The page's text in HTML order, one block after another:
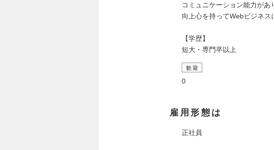
コミュニケーション能力があ
向上心を持ってWebビジネス
【学歴】
短大・専門卒以上
歓迎
0
雇用形態は
正社員